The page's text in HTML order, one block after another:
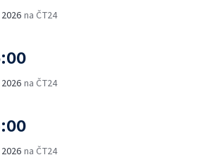
na ČT24
na ČT24
na ČT24